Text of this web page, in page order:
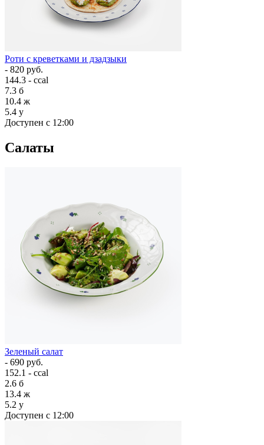
Роти с креветками и дзадзыки
- 820 руб.
144.3 - ccal
7.3 б
10.4 ж
5.4 у
Доступен с 12:00
Салаты
Зеленый салат
- 690 руб.
152.1 - ccal
2.6 б
13.4 ж
5.2 у
Доступен с 12:00